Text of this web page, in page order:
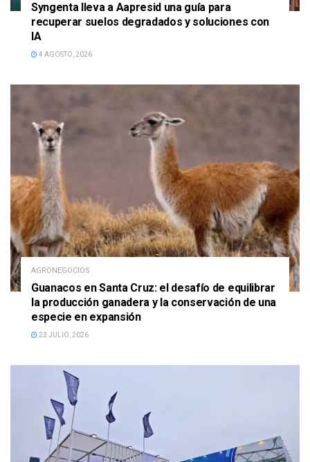
Syngenta lleva a Aapresid una guía para
recuperar suelos degradados y soluciones con
IA
4 AGOSTO, 2026
AGRONEGOCIOS
Guanacos en Santa Cruz: el desafío de equilibrar
la producción ganadera y la conservación de una
especie en expansión
23 JULIO, 2026